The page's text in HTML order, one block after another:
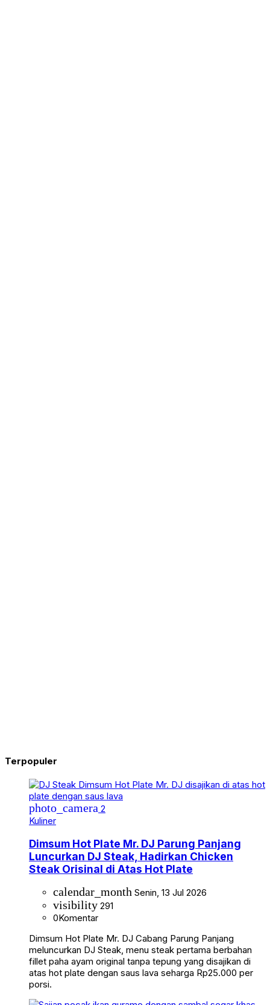
Terpopuler
photo_camera 2
Kuliner
Dimsum Hot Plate Mr. DJ Parung Panjang
Luncurkan DJ Steak, Hadirkan Chicken
Steak Orisinal di Atas Hot Plate
calendar_month Senin, 13 Jul 2026
visibility 291
0Komentar
Dimsum Hot Plate Mr. DJ Cabang Parung Panjang
meluncurkan DJ Steak, menu steak pertama berbahan
fillet paha ayam original tanpa tepung yang disajikan di
atas hot plate dengan saus lava seharga Rp25.000 per
porsi.